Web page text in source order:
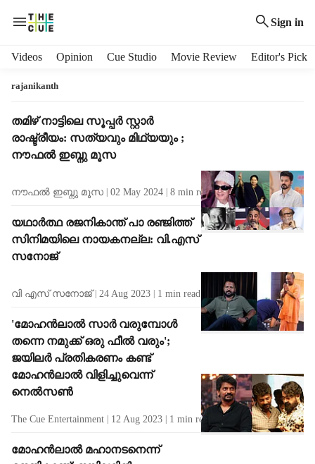
Sign in
Videos Opinion Cue Studio Movie Review Editor's Pick
rajanikanth
T
a
g
s
l
t
s
തമിഴ് നാട്ടിലെ സൂപ്പർ സ്റ്റാർ
രാഷ്ട്രീയം: സത്യവും മിഥ്യയും ;
നൗഫൽ ഇബ്നു മൂസ
നൗഫൽ ഇബ്നു മൂസ 02 May 2024 8 min read
യഥാർത്ഥ രജനികാന്ത് പാ രഞ്ജിത്ത്
സിനിമയിലെ നായകനല്ല: വി.എസ്
സനോജ്
വി എസ് സനോജ് 24 Aug 2023 1 min read
'മോഹൻലാൽ സാർ വരുമ്പോൾ
തന്നെ നമുക്ക് ഒരു ഫീൽ വരും';
ജയിലർ പ്രതികരണം കണ്ട്
മോഹൻലാൽ വിളിച്ചുവെന്ന്
നെൽസൺ
The Cue Entertainment 12 Aug 2023 1 min read
മോഹൻലാൽ മഹാനടനെന്ന്